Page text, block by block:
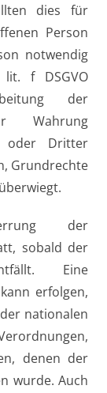
dies für
Person
notwendig
f DSGVO
der
Wahrung
oder Dritter
Grundrechte
der
sobald der
Eine
erfolgen,
nationalen
denen der
wurde. Auch